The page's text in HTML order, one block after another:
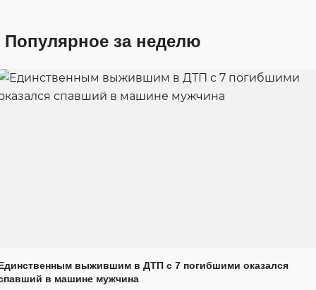
Популярное за неделю
выжившим в ДТП с 7 погибшими оказался
в машине мужчина